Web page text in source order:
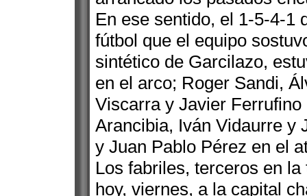
En ese sentido, el 1-5-4-1
fútbol que el equipo
sintético de Garcilazo,
en el arco; Roger Sandi,
Viscarra y Javier
Arancibia, Iván Vidaurre y
y Juan Pablo Pérez en el
Los fabriles, terceros en
hoy, viernes, a la capital